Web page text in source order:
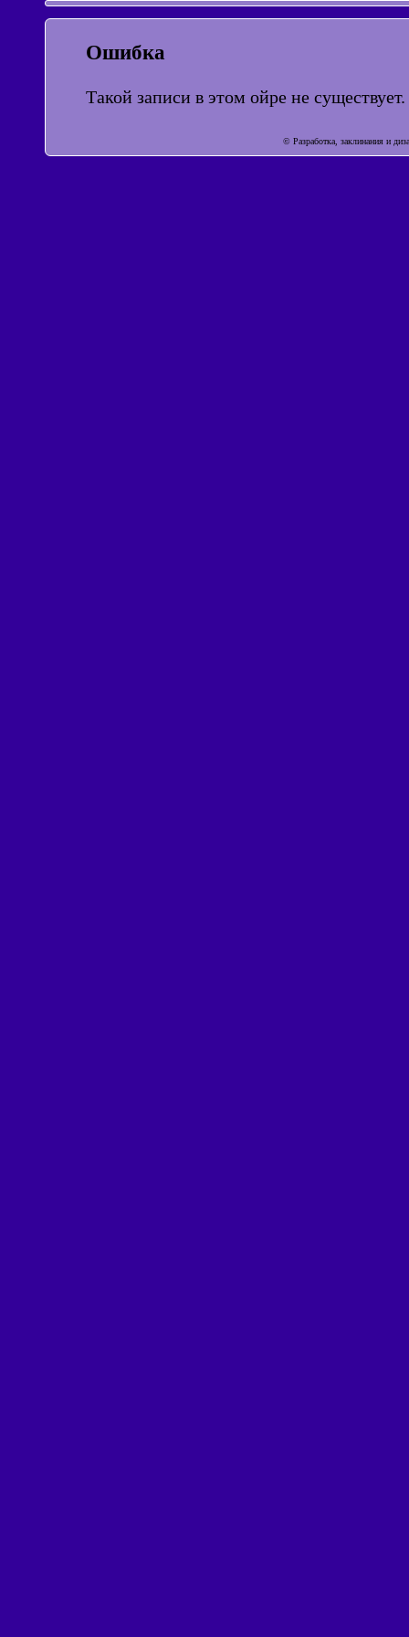
Ошибка
Такой записи в этом ойре не
© Разработка, заклинания и